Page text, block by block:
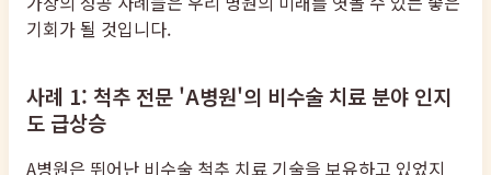
기회가 될 것입니다.
사례 1: 척추 전문 'A병원'의 비수술 치료 분야 인지
도 급상승
A병원은 뛰어난 비수술 척추 치료 기술을 보유하고 있었지